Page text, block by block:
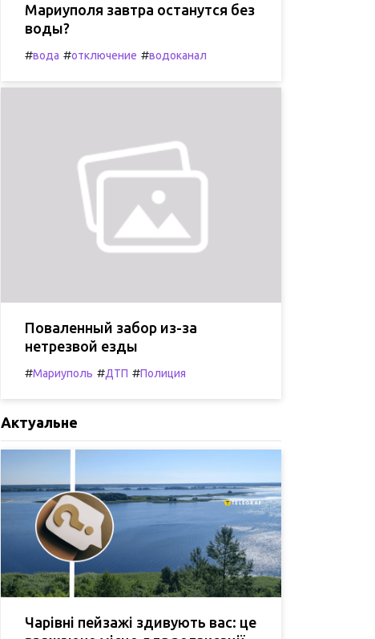
Мариуполя завтра останутся без
воды?
#вода #отключение #водоканал
Поваленный забор из-за
нетрезвой езды
#Мариуполь #ДТП #Полиция
Актуальне
Чарівні пейзажі здивують вас: це